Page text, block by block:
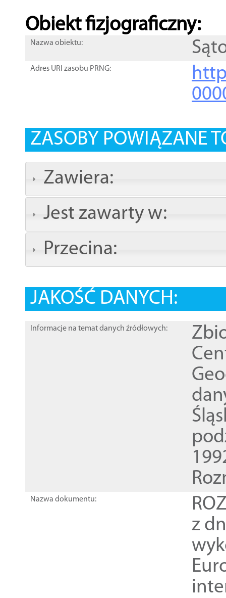
Obiekt fizjograficzny:
Nazwa obiektu:
Adres URI zasobu PRNG:
ZASOBY POWIĄZANE
Zawiera:
Jest zawarty w:
Przecina:
JAKOŚĆ DANYCH:
Informacje na temat danych źródłowych:
Nazwa dokumentu:
z